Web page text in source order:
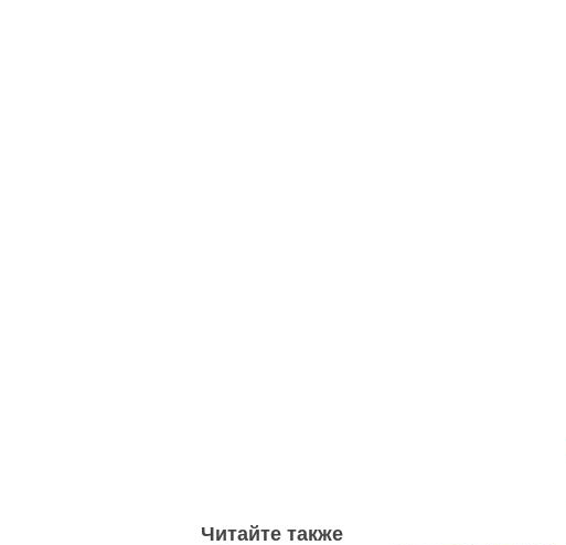
Читайте также